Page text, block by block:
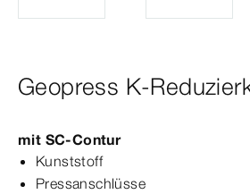
Geopress K-
mit SC‑Contur
Kunststoff
Pressanschlüsse